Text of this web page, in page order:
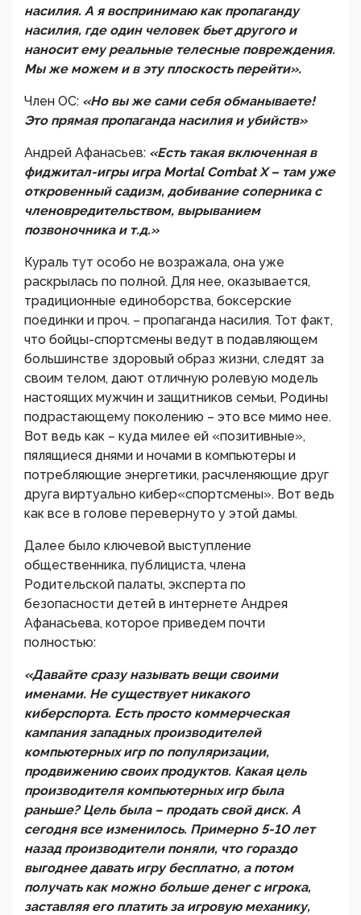
насилия. А я воспринимаю как пропаганду
насилия, где один человек бьет другого и
наносит ему реальные телесные повреждения.
Мы же можем и в эту плоскость перейти».
Член ОС: «Но вы же сами себя обманываете!
Это прямая пропаганда насилия и убийств»
Андрей Афанасьев: «Есть такая включенная в
фиджитал-игры игра Mortal Combat X– там уже
откровенный садизм, добивание соперника с
членовредительством, вырыванием
позвоночника и т.д.»
Кураль тут особо не возражала, она уже
раскрылась по полной. Для нее, оказывается,
традиционные единоборства, боксерские
поединки и проч. – пропаганда насилия. Тот факт,
что бойцы-спортсмены ведут в подавляющем
большинстве здоровый образ жизни, следят за
своим телом, дают отличную ролевую модель
настоящих мужчин и защитников семьи, Родины
подрастающему поколению – это все мимо нее.
Вот ведь как – куда милее ей «позитивные»,
пялящиеся днями и ночами в компьютеры и
потребляющие энергетики, расчленяющие друг
друга виртуально кибер«спортсмены». Вот ведь
как все в голове перевернуто у этой дамы.
Далее было ключевой выступление
общественника, публициста, члена
Родительской палаты, эксперта по
безопасности детей в интернете Андрея
Афанасьева, которое приведем почти
полностью:
«Давайте сразу называть вещи своими
именами. Не существует никакого
киберспорта. Есть просто коммерческая
кампания западных производителей
компьютерных игр по популяризации,
продвижению своих продуктов. Какая цель
производителя компьютерных игр была
раньше? Цель была – продать свой диск. А
сегодня все изменилось. Примерно 5-10 лет
назад производители поняли, что гораздо
выгоднее давать игру бесплатно, а потом
получать как можно больше денег с игрока,
заставляя его платить за игровую механику,